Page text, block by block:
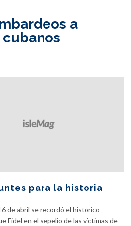
a
para la historia
de abril se recordó el histórico
Fidel en el sepelio de las víctimas de